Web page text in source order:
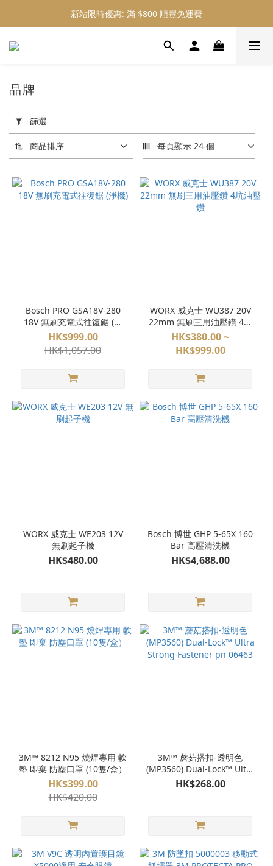
新站限時優惠: 會員購物 4% 回贈
新站限時優惠: 滿 $800 順豐免運費
新站限時優惠: 會員購物 4% 回贈
用
篩
選
(0/20)
品
牌
(10)
WORX
(10)
bosch
(8)
看
品牌
篩選
商品排序 每頁顯示 24 個
Bosch PRO GSA18V-280
18V 無刷充電式往復鋸 (淨
機)
HK$999.00
HK$1,057.00
WORX 威克士 WU387 20V
22mm 無刷三用油壓鑽 4坑
油壓鑽
HK$380.00 ~
HK$999.00
WORX 威克士 WE203 12V
無刷起子機
HK$480.00
Bosch 博世 GHP 5-65X 160
Bar 高壓清洗機
HK$4,688.00
3M™ 8212 N95 燒焊專用 軟
塾 即棄 防塵口罩 (10隻/盒）
HK$399.00
HK$420.00
3M™ 蘑菇搭扣-透明色
(MP3560) Dual-Lock™ Ultra
Strong Fastener pn 06463
HK$268.00